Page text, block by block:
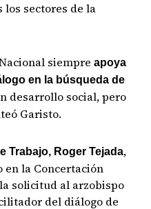
sectores de la
siempre apoya
en la búsqueda de
desarrollo social, pero
Garisto.
Trabajo, Roger Tejada,
en la Concertación
solicitud al arzobispo
del diálogo de